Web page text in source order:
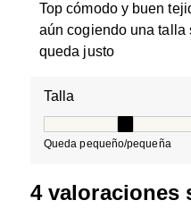
Top cómodo y buen
aún cogiendo una talla
queda justo
Talla
Queda pequeño/pequeña
4 valoraciones